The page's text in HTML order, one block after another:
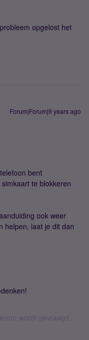
opgelost het
Forum|Forum|9 years ago
bent
te blokkeren
ook weer
helpen, laat je dit dan
wordt gevraagd.